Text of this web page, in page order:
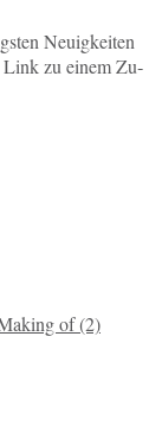
Neu­ig­kei­ten
Link zu einem Zu­
of (2)